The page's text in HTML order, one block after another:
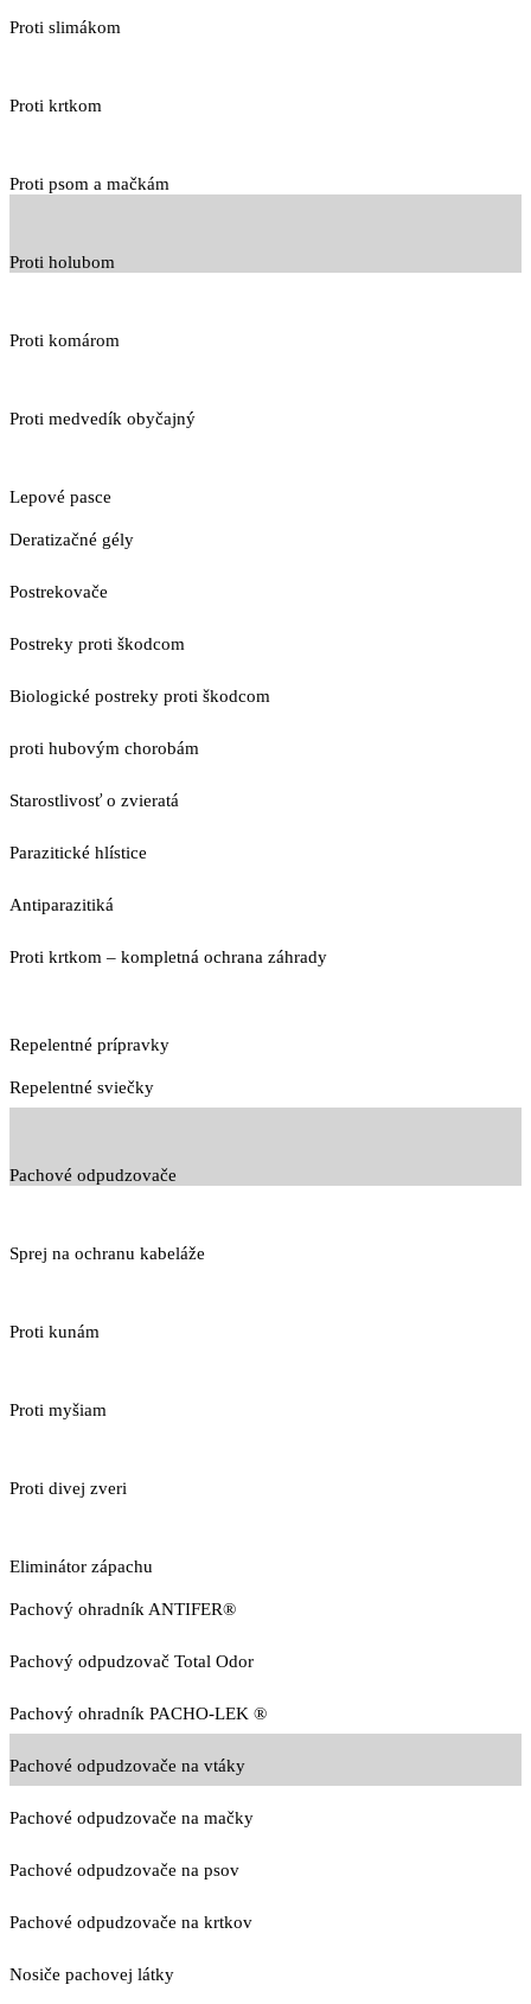
Proti slimákom
Proti krtkom
Proti psom a mačkám
Proti holubom
Proti komárom
Proti medvedík obyčajný
Lepové pasce
Deratizačné gély
Postrekovače
Postreky proti škodcom
Biologické postreky proti škodcom
proti hubovým chorobám
Starostlivosť o zvieratá
Parazitické hlístice
Antiparazitiká
Proti krtkom – kompletná ochrana záhrady
Repelentné prípravky
Repelentné sviečky
Pachové odpudzovače
Sprej na ochranu kabeláže
Proti kunám
Proti myšiam
Proti divej zveri
Eliminátor zápachu
Pachový ohradník ANTIFER®
Pachový odpudzovač Total Odor
Pachový ohradník PACHO-LEK ®
Pachové odpudzovače na vtáky
Pachové odpudzovače na mačky
Pachové odpudzovače na psov
Pachové odpudzovače na krtkov
Nosiče pachovej látky